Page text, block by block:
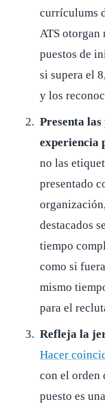
currículums
ATS otorgan
puestos de
si supera el
y los
Presenta
experiencia
no las
presentado
destacados
tiempo
como si
mismo
para el
Refleja la
Hacer
con el orden
puesto es